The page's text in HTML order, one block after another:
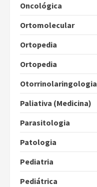
Oncológica
Ortomolecular
Ortopedia
Ortopedia
Otorrinolaringologia
Paliativa (Medicina)
Parasitologia
Patologia
Pediatria
Pediátrica